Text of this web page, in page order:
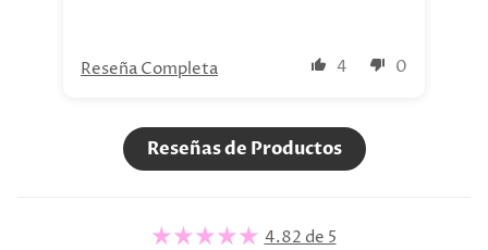
4 0
Reseña Completa
Reseñas de Productos
4.82 de 5